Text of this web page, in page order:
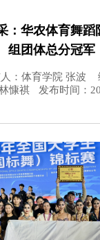
：华农体育舞蹈
组团体总分冠军
：体育学院 张波
慷祺
发布时间：